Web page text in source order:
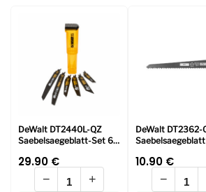
DeWalt DT2440L-QZ
Saebelsaegeblatt-Set 6-
29.90 €
−
+
DeWalt DT2362-
Saebelsaegeblatt
10.90 €
−